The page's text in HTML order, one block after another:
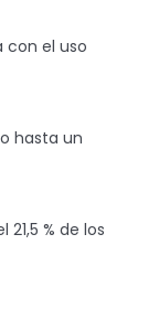
con el uso
hasta un
% de los